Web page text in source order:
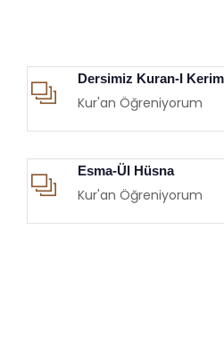
Dersimiz Kuran-I Kerim
Kur'an Öğreniyorum
Esma-Ül Hüsna
Kur'an Öğreniyorum